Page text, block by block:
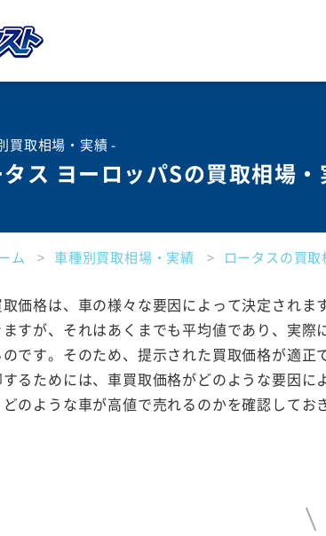
買取相場・実績 -
ス ヨーロッパSの買取相場・
ム 車種別買取相場・実績 ロータスの買
価格は、車の様々な要因によって決定され
すが、それはあくまでも平均値であり、実
です。そのため、提示された買取価格が適
るためには、車買取価格がどのような要因
のような車が高値で売れるのかを確認してお